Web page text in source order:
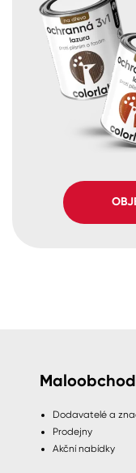
Maloobchod
Dodavatelé a
Prodejny
Akční nabídky